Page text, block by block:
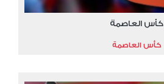
كأس العاصمة
كأس العاصمة